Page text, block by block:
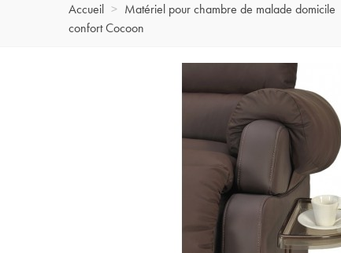
Accueil > Matériel pour chambre de malade domicile
confort Cocoon